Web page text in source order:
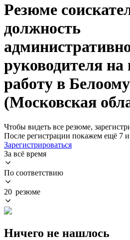
Резюме
должность
руководителя
работу в
(Московская
Чтобы видеть все резюме,
После регистрации покажем ещё 7
Зарегистрироваться
За всё время
По соответствию
20 резюме
Ничего не нашлось